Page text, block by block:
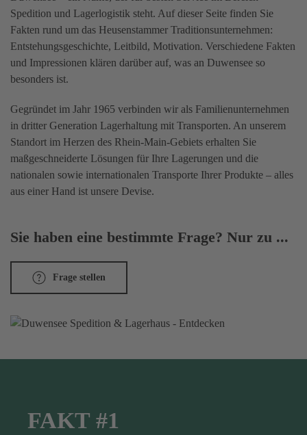
Spedition und Lagerlogistik steht. Auf dieser Seite finden Sie
Fakten rund um das Heusenstammer Traditionsunternehmen:
Entstehungsgeschichte, Leitbild, Motivation. Verschiedene Fakten
und Impressionen klären darüber auf, was an Duwensee so
besonders ist.
Gegründet im Jahr 1965 verbinden wir als Familienunternehmen
in dritter Generation Lagerhaltung mit Transporten. An unserem
Standort im Herzen des Rhein-Main-Gebiets erhalten Sie
maßgeschneiderte Lösungen für Ihre Lagerungen und die
nationalen sowie internationalen Transporte Ihrer Produkte – alles
aus einer Hand ist unsere Devise.
Sie haben eine bestimmte Frage? Nur zu ...
Frage stellen
FAKT #1